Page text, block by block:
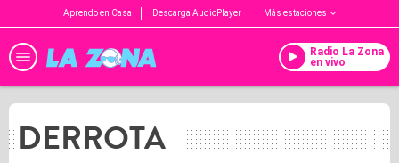
Aprendo en Casa Descarga AudioPlayer Más estaciones
Radio La Zona
en vivo
DERROTA